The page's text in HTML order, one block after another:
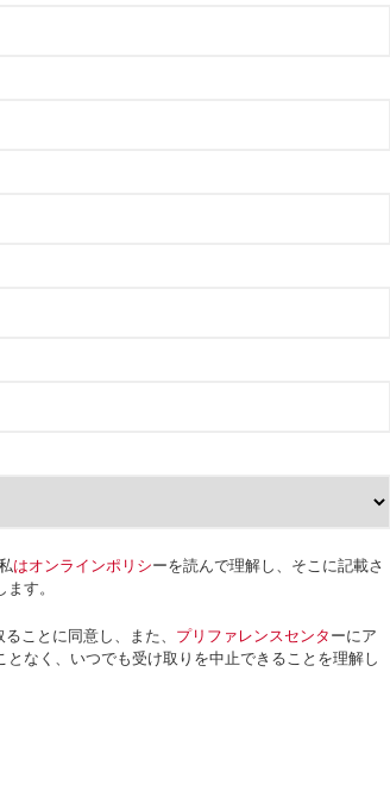
はオンラインポリシーを読んで理解し、そこに記載さ
す。
ことに同意し、また、 プリファレンスセンターにア
なく、いつでも受け取りを中止できることを理解し